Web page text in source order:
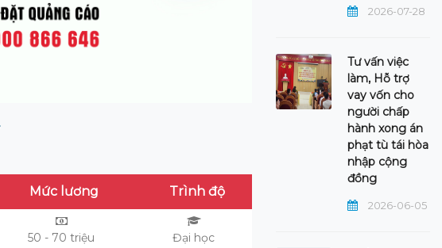
Mức lương Trình độ
50 - 70 triệu Đại học
2026-07-28
Tư vấn việc
làm, Hỗ trợ
vay vốn cho
người chấp
hành xong án
phạt tù tái hòa
nhập cộng
đồng
2026-06-05